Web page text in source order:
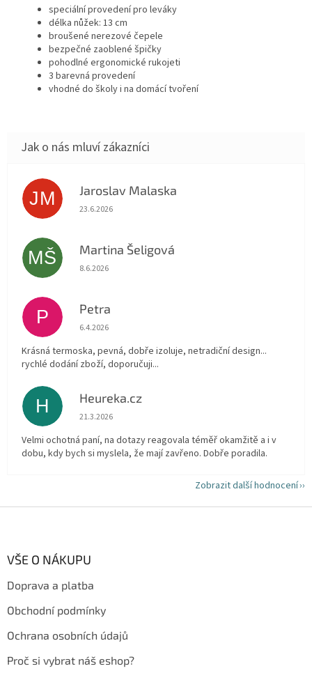
speciální provedení pro leváky
délka nůžek: 13 cm
broušené nerezové čepele
bezpečné zaoblené špičky
pohodlné ergonomické rukojeti
3 barevná provedení
vhodné do školy i na domácí tvoření
JM Jaroslav Malaska
Hodnocení obchodu je 5 z 5 hvězdiček.
23.6.2026
MŠ Martina Šeligová
Hodnocení obchodu je 5 z 5 hvězdiček.
8.6.2026
P Petra
Hodnocení obchodu je 5 z 5 hvězdiček.
6.4.2026
Krásná termoska, pevná, dobře izoluje, netradiční design...
rychlé dodání zboží, doporučuji...
H Heureka.cz
Hodnocení obchodu je 5 z 5 hvězdiček.
21.3.2026
Velmi ochotná paní, na dotazy reagovala téměř okamžitě a i v
dobu, kdy bych si myslela, že mají zavřeno. Dobře poradila.
Zobrazit další hodnocení
VŠE O NÁKUPU
Doprava a platba
Obchodní podmínky
Ochrana osobních údajů
Proč si vybrat náš eshop?